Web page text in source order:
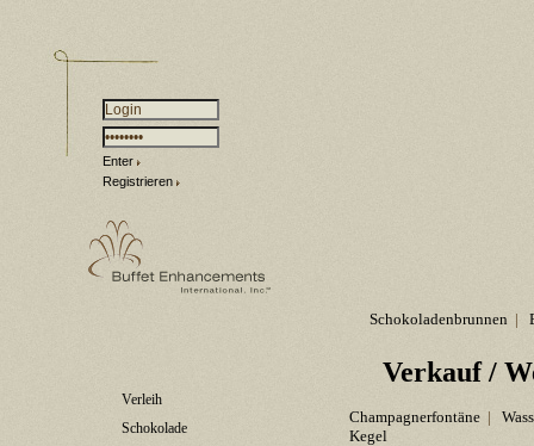
Enter
Registrieren
Verleih
Schokolade
Schokoladenbrunnen |
Verkauf/
Champagnerfontäne |
Kegel